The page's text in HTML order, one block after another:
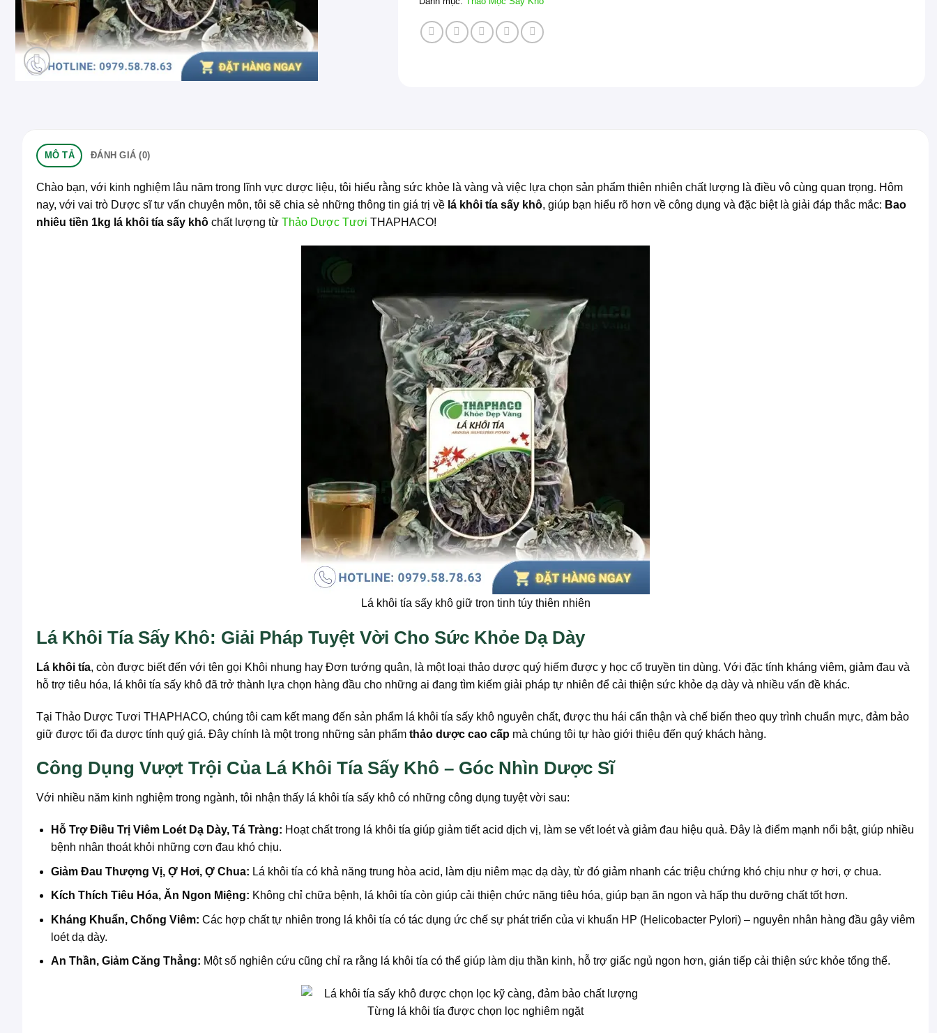
MÔ TẢ ĐÁNH GIÁ (0)
Chào bạn, với kinh nghiệm lâu năm trong lĩnh vực dược liệu, tôi hiểu rằng sức khỏe là vàng và việc lựa chọn sản phẩm thiên nhiên chất lượng là điều vô cùng quan trọng. Hôm
nay, với vai trò Dược sĩ tư vấn chuyên môn, tôi sẽ chia sẻ những thông tin giá trị về lá khôi tía sấy khô, giúp bạn hiểu rõ hơn về công dụng và đặc biệt là giải đáp thắc mắc: Bao
nhiêu tiền 1kg lá khôi tía sấy khô chất lượng từ Thảo Dược Tươi THAPHACO!
Lá khôi tía sấy khô giữ trọn tinh túy thiên nhiên
Lá Khôi Tía Sấy Khô: Giải Pháp Tuyệt Vời Cho Sức Khỏe Dạ Dày
Lá khôi tía, còn được biết đến với tên gọi Khôi nhung hay Đơn tướng quân, là một loại thảo dược quý hiếm được y học cổ truyền tin dùng. Với đặc tính kháng viêm, giảm đau và
hỗ trợ tiêu hóa, lá khôi tía sấy khô đã trở thành lựa chọn hàng đầu cho những ai đang tìm kiếm giải pháp tự nhiên để cải thiện sức khỏe dạ dày và nhiều vấn đề khác.
Tại Thảo Dược Tươi THAPHACO, chúng tôi cam kết mang đến sản phẩm lá khôi tía sấy khô nguyên chất, được thu hái cẩn thận và chế biến theo quy trình chuẩn mực, đảm bảo
giữ được tối đa dược tính quý giá. Đây chính là một trong những sản phẩm thảo dược cao cấp mà chúng tôi tự hào giới thiệu đến quý khách hàng.
Công Dụng Vượt Trội Của Lá Khôi Tía Sấy Khô – Góc Nhìn Dược Sĩ
Với nhiều năm kinh nghiệm trong ngành, tôi nhận thấy lá khôi tía sấy khô có những công dụng tuyệt vời sau:
Hỗ Trợ Điều Trị Viêm Loét Dạ Dày, Tá Tràng: Hoạt chất trong lá khôi tía giúp giảm tiết acid dịch vị, làm se vết loét và giảm đau hiệu quả. Đây là điểm mạnh nổi bật, giúp nhiều
bệnh nhân thoát khỏi những cơn đau khó chịu.
Giảm Đau Thượng Vị, Ợ Hơi, Ợ Chua: Lá khôi tía có khả năng trung hòa acid, làm dịu niêm mạc dạ dày, từ đó giảm nhanh các triệu chứng khó chịu như ợ hơi, ợ chua.
Kích Thích Tiêu Hóa, Ăn Ngon Miệng: Không chỉ chữa bệnh, lá khôi tía còn giúp cải thiện chức năng tiêu hóa, giúp bạn ăn ngon và hấp thu dưỡng chất tốt hơn.
Kháng Khuẩn, Chống Viêm: Các hợp chất tự nhiên trong lá khôi tía có tác dụng ức chế sự phát triển của vi khuẩn HP (Helicobacter Pylori) – nguyên nhân hàng đầu gây viêm
loét dạ dày.
An Thần, Giảm Căng Thẳng: Một số nghiên cứu cũng chỉ ra rằng lá khôi tía có thể giúp làm dịu thần kinh, hỗ trợ giấc ngủ ngon hơn, gián tiếp cải thiện sức khỏe tổng thể.
Từng lá khôi tía được chọn lọc nghiêm ngặt